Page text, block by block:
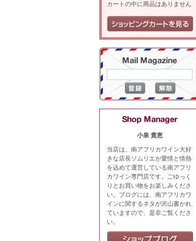
カートの中に商品はありません
小泉 貴恵
当店は、南アフリカワイン大好
きな店長ソムリエが愛情と情熱
を込めて運営している南アフリ
カワイン専門店です。ごゆっく
りとお買い物をお楽しみくださ
い。ブログには、南アフリカワ
インに関するネタが沢山書かれ
ていますので、是非ご覧くださ
い。